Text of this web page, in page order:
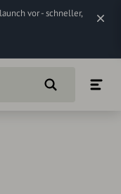
vor - schneller,